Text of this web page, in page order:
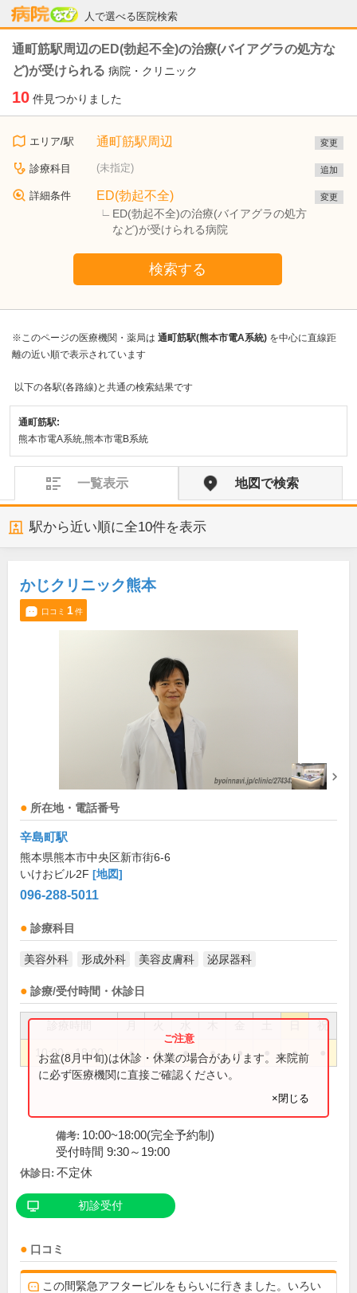
人で選べる医院検索
病院なび
通町筋駅周辺のED(勃起不全)の治療(バイアグラの処方な
ど)が受けられる 病院・クリニック
10 件見つかりました
エリア/駅 通町筋駅周辺 変更
診療科目 (未指定) 追加
詳細条件 ED(勃起不全)
ED(勃起不全)の治療(バイアグラの処方
など)が受けられる病院
変更
検索する
※このページの医療機関・薬局は 通町筋駅(熊本市電A系統) を中心に直線距
離の近い順で表示されています
以下の各駅(各路線)と共通の検索結果です
通町筋駅:
熊本市電A系統,熊本市電B系統
一覧表示 地図で検索
駅から近い順に全10件を表示
かじクリニック熊本
口コミ 1件
所在地・電話番号
辛島町駅
熊本県熊本市中央区新市街6-6
いけおビル2F [地図]
096-288-5011
診療科目
美容外科 形成外科 美容皮膚科 泌尿器科
診療/受付時間・休診日
祝
10:00～18:00 ● ● ● ● ● ●
お盆(8月中旬)は休診・休業の場合があります。来院前
に必ず医療機関に直接ご確認ください。
×閉じる
備考: 10:00~18:00(完全予約制)
受付時間 9:30～19:00
休診日: 不定休
初診受付
口コミ
この間緊急アフターピルをもらいに行きました。いろい